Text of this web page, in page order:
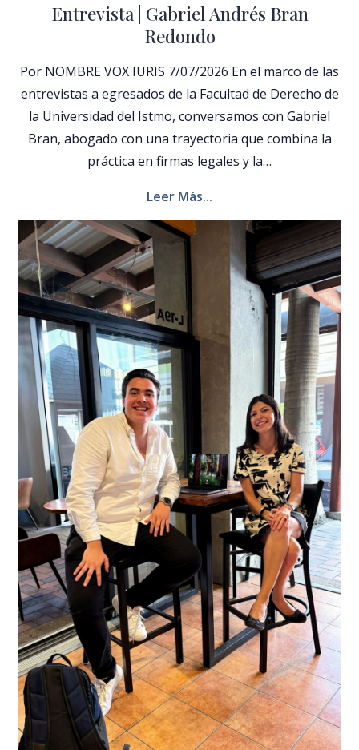
Entrevista | Gabriel Andrés Bran
Redondo
Por NOMBRE VOX IURIS 7/07/2026 En el marco de las
entrevistas a egresados de la Facultad de Derecho de
la Universidad del Istmo, conversamos con Gabriel
Bran, abogado con una trayectoria que combina la
práctica en firmas legales y la…
Leer Más...